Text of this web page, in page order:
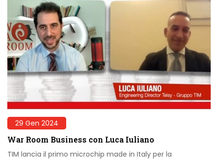
29 Gen 2024
War Room Business con Luca Iuliano
TIM lancia il primo microchip made in Italy per la